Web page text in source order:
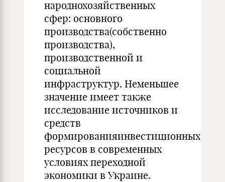
народнохозяйственных
сфер: основного
производства(собственно
производства),
производственной и
социальной
инфраструктур. Неменьшее
значение имеет также
исследование источников и
средств
формированияинвестиционных
ресурсов в современных
условиях переходной
экономики в Украине.